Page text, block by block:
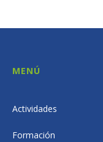
MENÚ
Actividades
Formación